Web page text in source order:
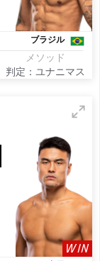
ブラジル
メソッド
判定：ユナニマス
WIN